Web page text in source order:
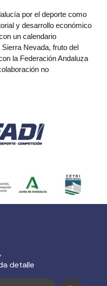
por el deporte como
y desarrollo económico
un calendario
Nevada, fruto del
la Federación Andaluza
no
detalle